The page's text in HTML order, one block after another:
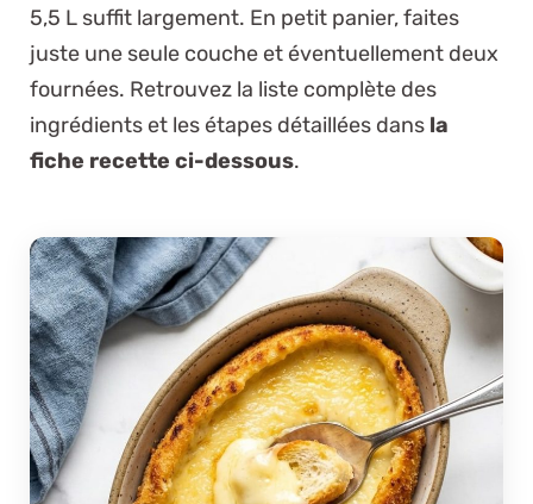
5,5 L suffit largement. En petit panier, faites
juste une seule couche et éventuellement deux
fournées. Retrouvez la liste complète des
ingrédients et les étapes détaillées dans la
fiche recette ci-dessous.